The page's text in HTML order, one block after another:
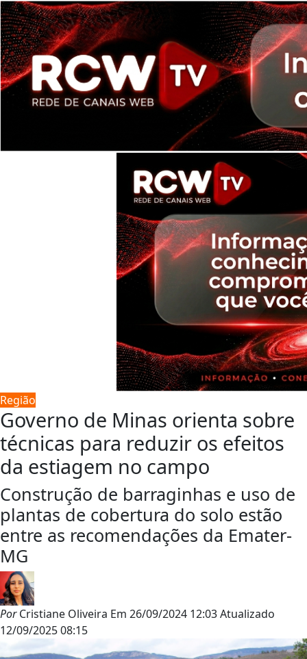
Região
Governo de Minas orienta sobre
técnicas para reduzir os efeitos
da estiagem no campo
Construção de barraginhas e uso de
plantas de cobertura do solo estão
entre as recomendações da Emater-
MG
PorCristiane Oliveira Em 26/09/2024 12:03Atualizado
12/09/2025 08:15